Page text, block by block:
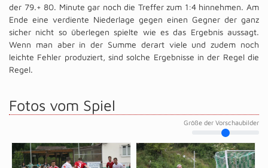
der 79.+ 80. Minute gar noch die Treffer zum 1:4 hinnehmen. Am
Ende eine verdiente Niederlage gegen einen Gegner der ganz
sicher nicht so überlegen spielte wie es das Ergebnis aussagt.
Wenn man aber in der Summe derart viele und zudem noch
leichte Fehler produziert, sind solche Ergebnisse in der Regel die
Regel.
Fotos vom Spiel
Größe der Vorschaubilder